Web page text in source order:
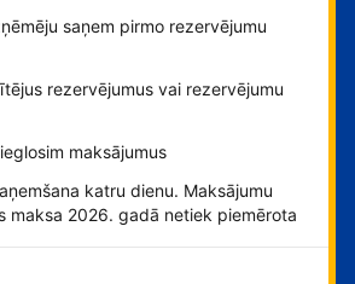
saņem pirmo rezervējumu
rezervējumus vai rezervējumu
maksājumus
katru dienu. Maksājumu
maksa 2026. gadā netiek piemērota